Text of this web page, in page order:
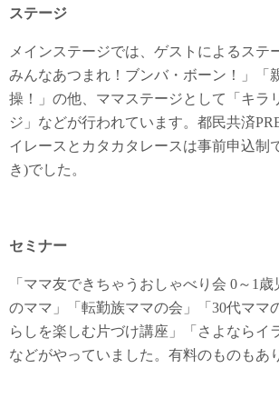
ステージ
メインステージでは、ゲストによるステ
みんなあつまれ！ブンバ・ボーン！」「
操！」の他、ママステージとして「キラ
ジ」などが行われています。都民共済
イレースとカタカタレースは事前申込制
き)でした。
セミナー
「ママ友できちゃうおしゃべり会 0～1
のママ」「転勤族ママの会」「30代ママ
らしを楽しむ片づけ講座」「さよならイ
などがやっていました。有料のものもあ